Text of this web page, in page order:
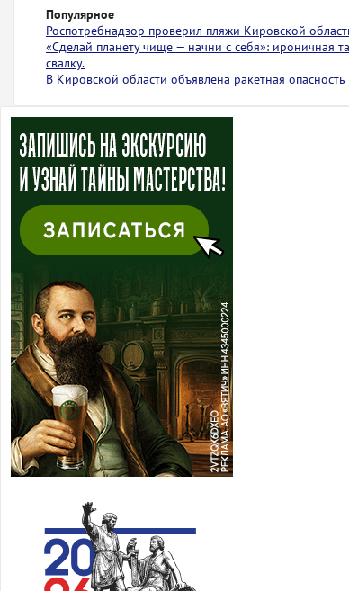
Популярное
Роспотребнадзор проверил пляжи Кировской
«Сделай планету чище — начни с себя»: ироничная
свалку.
В Кировской области объявлена ракетная опасность